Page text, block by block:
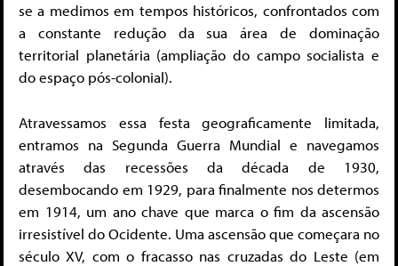
se a medimos em tempos históricos, confrontados com
a constante redução da sua área de dominação
territorial planetária (ampliação do campo socialista e
do espaço pós-colonial).
Atravessamos essa festa geograficamente limitada,
entramos na Segunda Guerra Mundial e navegamos
através das recessões da década de 1930,
desembocando em 1929, para finalmente nos determos
em 1914, um ano chave que marca o fim da ascensão
irresistível do Ocidente. Uma ascensão que começara no
século XV, com o fracasso nas cruzadas do Leste (em